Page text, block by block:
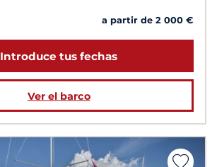
a partir de 2 000 €
Introduce tus fechas
Ver el barco